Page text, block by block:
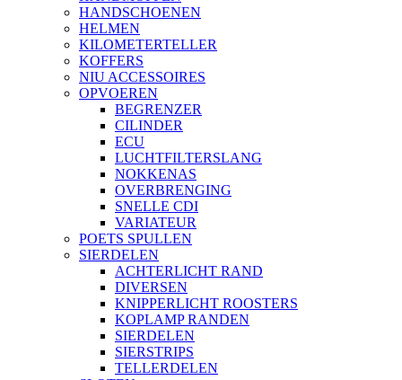
HANDSCHOENEN
HELMEN
KILOMETERTELLER
KOFFERS
NIU ACCESSOIRES
OPVOEREN
BEGRENZER
CILINDER
ECU
LUCHTFILTERSLANG
NOKKENAS
OVERBRENGING
SNELLE CDI
VARIATEUR
POETS SPULLEN
SIERDELEN
ACHTERLICHT RAND
DIVERSEN
KNIPPERLICHT ROOSTERS
KOPLAMP RANDEN
SIERDELEN
SIERSTRIPS
TELLERDELEN